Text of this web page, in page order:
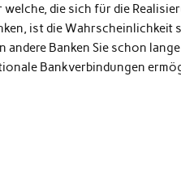
die sich für die
ist die Wahrscheinlichkeit
Banken Sie schon
Bankverbindungen